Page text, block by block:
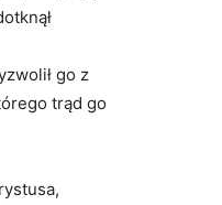
go z
trąd go